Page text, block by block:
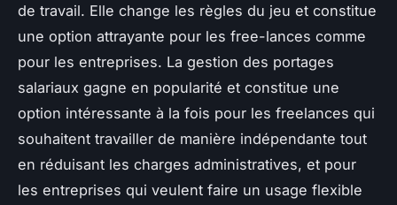
de travail. Elle change les règles du jeu et constitue
une option attrayante pour les free-lances comme
pour les entreprises. La gestion des portages
salariaux gagne en popularité et constitue une
option intéressante à la fois pour les freelances qui
souhaitent travailler de manière indépendante tout
en réduisant les charges administratives, et pour
les entreprises qui veulent faire un usage flexible